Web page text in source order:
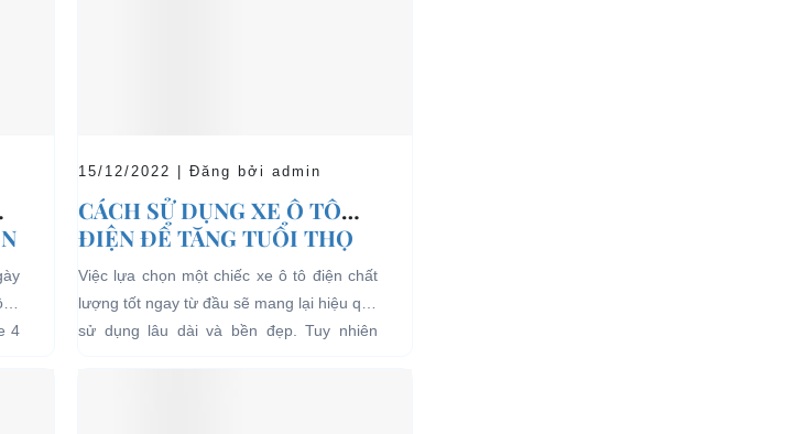
4
15/12/2022 | Đăng bởi admin
CÁCH SỬ DỤNG XE Ô TÔ
ĐIỆN ĐỂ TĂNG TUỔI THỌ
CHO XE
Việc lựa chọn một chiếc xe ô tô điện chất
lượng tốt ngay từ đầu sẽ mang lại hiệu quả
sử dụng lâu dài và bền đẹp. Tuy nhiên